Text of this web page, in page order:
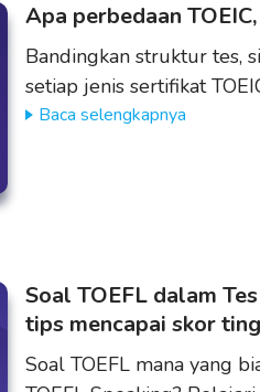
Apa perbedaan
Bandingkan struktur tes,
setiap jenis sertifikat
Baca selengkapnya
Soal TOEFL dalam
tips mencapai skor
Soal TOEFL mana yang